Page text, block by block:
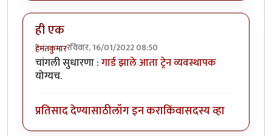
ही एक
हेमंतकुमाररविवार, 16/01/2022 08:50
चांगली सुधारणा :गार्ड झाले आता ट्रेन व्यवस्थापक
योग्यच.
प्रतिसाद देण्यासाठीलॉग इन कराकिंवासदस्य व्हा